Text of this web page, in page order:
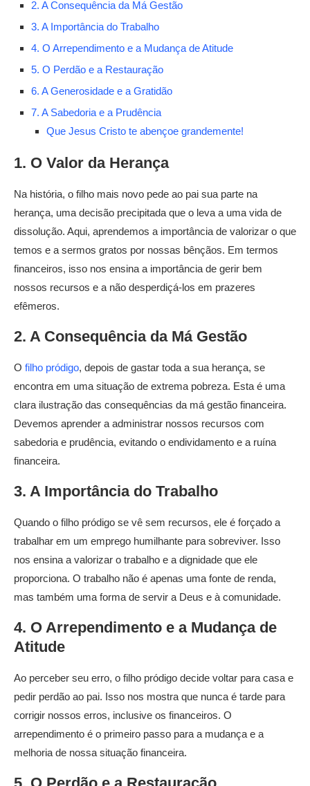
2. A Consequência da Má Gestão
3. A Importância do Trabalho
4. O Arrependimento e a Mudança de Atitude
5. O Perdão e a Restauração
6. A Generosidade e a Gratidão
7. A Sabedoria e a Prudência
Que Jesus Cristo te abençoe grandemente!
1. O Valor da Herança
Na história, o filho mais novo pede ao pai sua parte na
herança, uma decisão precipitada que o leva a uma vida de
dissolução. Aqui, aprendemos a importância de valorizar o que
temos e a sermos gratos por nossas bênçãos. Em termos
financeiros, isso nos ensina a importância de gerir bem
nossos recursos e a não desperdiçá-los em prazeres
efêmeros.
2. A Consequência da Má Gestão
O filho pródigo, depois de gastar toda a sua herança, se
encontra em uma situação de extrema pobreza. Esta é uma
clara ilustração das consequências da má gestão financeira.
Devemos aprender a administrar nossos recursos com
sabedoria e prudência, evitando o endividamento e a ruína
financeira.
3. A Importância do Trabalho
Quando o filho pródigo se vê sem recursos, ele é forçado a
trabalhar em um emprego humilhante para sobreviver. Isso
nos ensina a valorizar o trabalho e a dignidade que ele
proporciona. O trabalho não é apenas uma fonte de renda,
mas também uma forma de servir a Deus e à comunidade.
4. O Arrependimento e a Mudança de
Atitude
Ao perceber seu erro, o filho pródigo decide voltar para casa e
pedir perdão ao pai. Isso nos mostra que nunca é tarde para
corrigir nossos erros, inclusive os financeiros. O
arrependimento é o primeiro passo para a mudança e a
melhoria de nossa situação financeira.